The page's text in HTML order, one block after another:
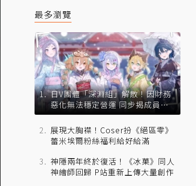
最多瀏覽
日V團體「深淵組」解散！因財務
惡化無法穩定營運 同步揭成員未
來去向
展現大胸襟！Coser扮《絕區零》
蕾米埃爾粉絲福利給好給滿
神隱兩年終於復活！《冰菓》同人
神繪師回歸 P站重新上傳大量創作